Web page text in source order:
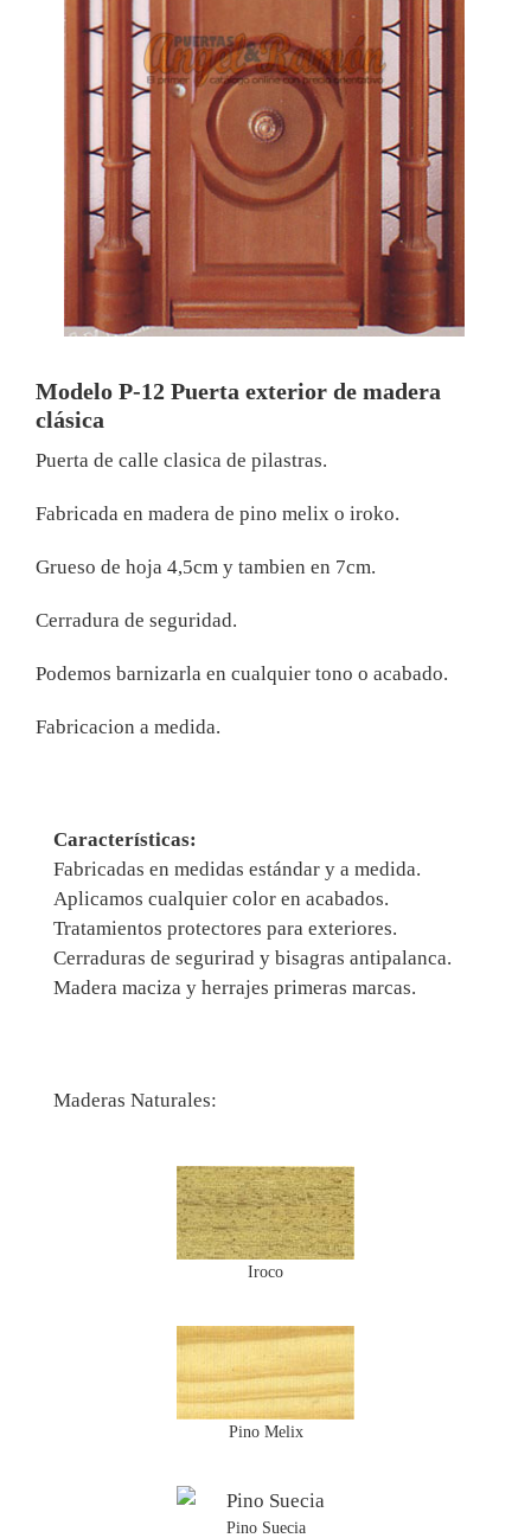
Modelo P-12 Puerta exterior de madera
clásica
Puerta de calle clasica de pilastras.
Fabricada en madera de pino melix o iroko.
Grueso de hoja 4,5cm y tambien en 7cm.
Cerradura de seguridad.
Podemos barnizarla en cualquier tono o acabado.
Fabricacion a medida.
Características:
Fabricadas en medidas estándar y a medida.
Aplicamos cualquier color en acabados.
Tratamientos protectores para exteriores.
Cerraduras de segurirad y bisagras antipalanca.
Madera maciza y herrajes primeras marcas.
Maderas Naturales:
Iroco
Pino Melix
Pino Suecia